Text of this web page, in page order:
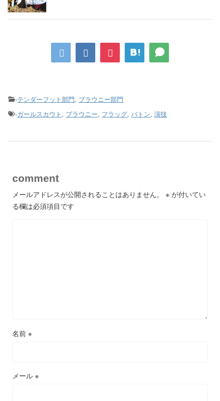
-テンダーフット部門, ブラウニー部門
-ガールスカウト , ブラウニー, フラッグ,バトン,演技
comment
メールアドレスが公開されることはありません。 ※ が付いてい
る欄は必須項目です
名前 ※
メール ※